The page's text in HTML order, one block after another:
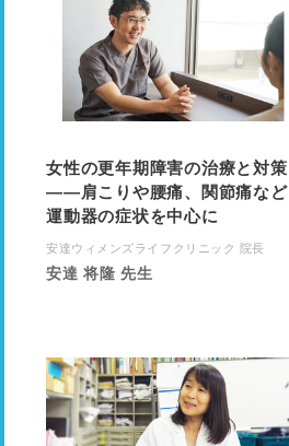
女性の更年期障害の治療と対策
――肩こりや腰痛、関節痛など
運動器の症状を中心に
安達ウィメンズライフクリニック 院長
安達 将隆 先生